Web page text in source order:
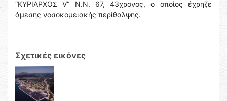
“ΚΥΡΙΑΡΧΟΣ V” Ν.Ν. 67, 43χρονος, ο οποίος έχρηζε
άμεσης νοσοκομειακής περίθαλψης.
Σχετικές εικόνες